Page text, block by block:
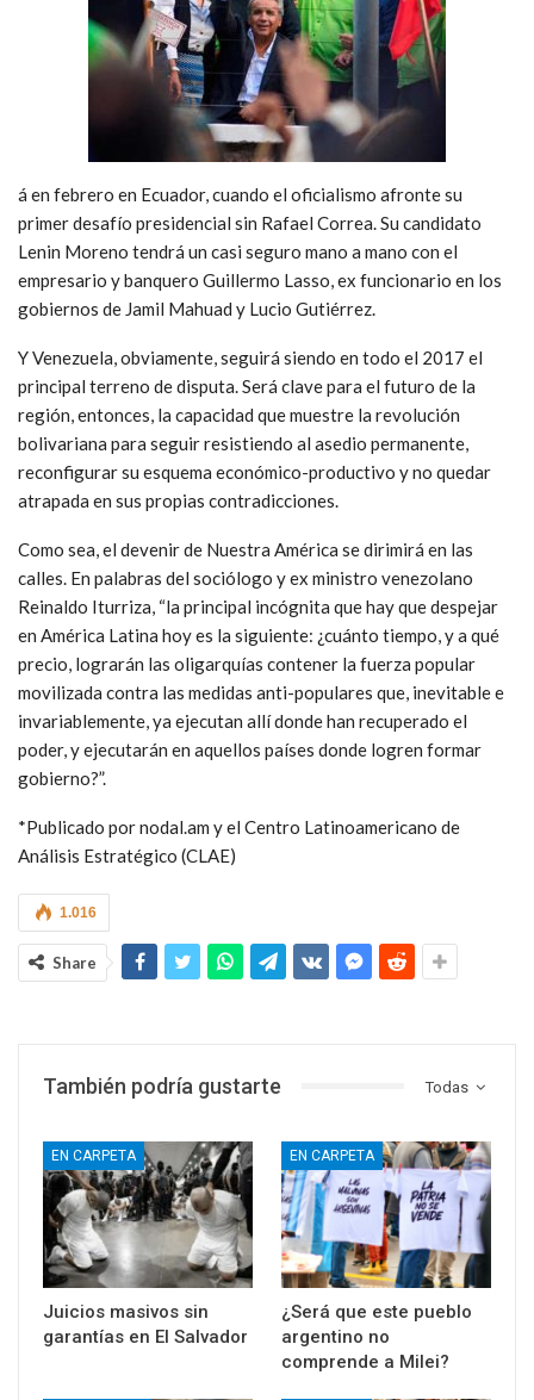
á en febrero en Ecuador, cuando el oficialismo afronte su
primer desafío presidencial sin Rafael Correa. Su candidato
Lenin Moreno tendrá un casi seguro mano a mano con el
empresario y banquero Guillermo Lasso, ex funcionario en los
gobiernos de Jamil Mahuad y Lucio Gutiérrez.
Y Venezuela, obviamente, seguirá siendo en todo el 2017 el
principal terreno de disputa. Será clave para el futuro de la
región, entonces, la capacidad que muestre la revolución
bolivariana para seguir resistiendo al asedio permanente,
reconfigurar su esquema económico-productivo y no quedar
atrapada en sus propias contradicciones.
Como sea, el devenir de Nuestra América se dirimirá en las
calles. En palabras del sociólogo y ex ministro venezolano
Reinaldo Iturriza, “la principal incógnita que hay que despejar
en América Latina hoy es la siguiente: ¿cuánto tiempo, y a qué
precio, lograrán las oligarquías contener la fuerza popular
movilizada contra las medidas anti-populares que, inevitable e
invariablemente, ya ejecutan allí donde han recuperado el
poder, y ejecutarán en aquellos países donde logren formar
gobierno?”.
*Publicado por nodal.am y el Centro Latinoamericano de
Análisis Estratégico (CLAE)
1.016
Share
Todas
También podría gustarte
EN CARPETA
Juicios masivos sin
garantías en El Salvador
EN CARPETA
¿Será que este pueblo
argentino no
comprende a Milei?